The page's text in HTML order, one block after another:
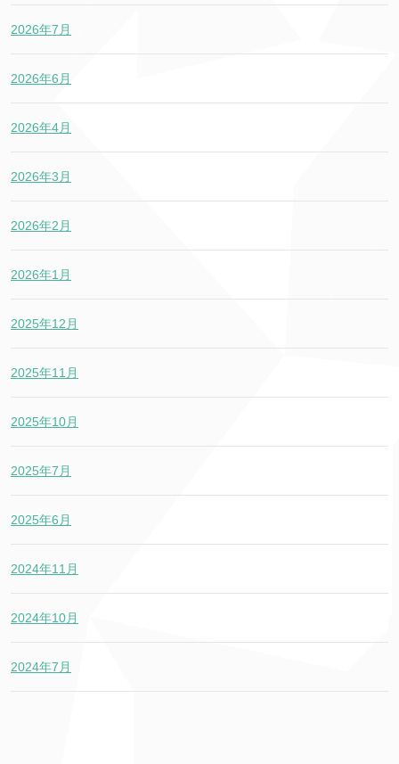
2026年7月
2026年6月
2026年4月
2026年3月
2026年2月
2026年1月
2025年12月
2025年11月
2025年10月
2025年7月
2025年6月
2024年11月
2024年10月
2024年7月